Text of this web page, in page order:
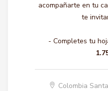
acompañarte en tu
te
- Completes tu
Colombia